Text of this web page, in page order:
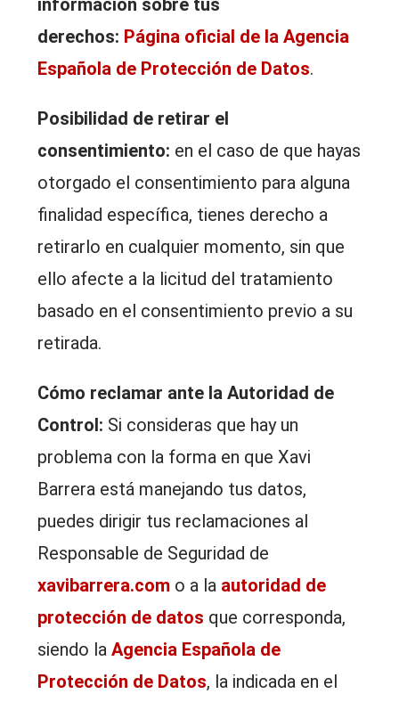
información sobre tus
derechos: Página oficial de la Agencia
Española de Protección de Datos.
Posibilidad de retirar el
consentimiento: en el caso de que hayas
otorgado el consentimiento para alguna
finalidad específica, tienes derecho a
retirarlo en cualquier momento, sin que
ello afecte a la licitud del tratamiento
basado en el consentimiento previo a su
retirada.
Cómo reclamar ante la Autoridad de
Control: Si consideras que hay un
problema con la forma en que Xavi
Barrera está manejando tus datos,
puedes dirigir tus reclamaciones al
Responsable de Seguridad de
xavibarrera.com o a la autoridad de
protección de datos que corresponda,
siendo laAgencia Española de
Protección de Datos, la indicada en el